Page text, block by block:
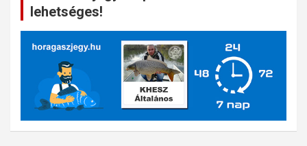
lehetséges!